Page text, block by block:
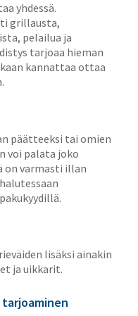
yhdessä.
grillausta,
pelailua ja
tarjoaa hieman
kannattaa ottaa
päätteeksi tai omien
voi palata joko
on varmasti illan
lisäksi ainakin
ja uikkarit.